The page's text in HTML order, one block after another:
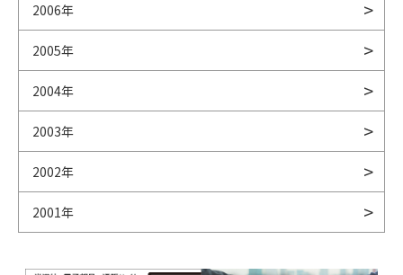
2006年
2005年
2004年
2003年
2002年
2001年